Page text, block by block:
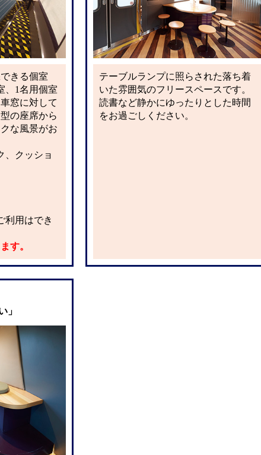
きる個室
、1名用個室
窓に対して
の座席から
な風景がお
、クッショ
利用はでき
す。
テーブルランプに照らされた落ち着
いた雰囲気のフリースペースです。
読書など静かにゆったりとした時間
をお過ごしください。
」